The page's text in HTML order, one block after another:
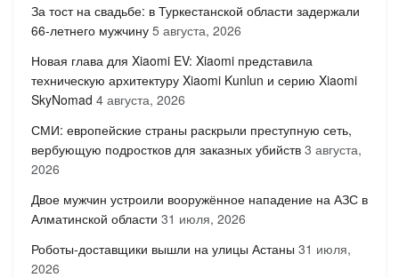
За тост на свадьбе: в Туркестанской области задержали
66-летнего мужчину 5 августа, 2026
Новая глава для Xiaomi EV: Xiaomi представила
техническую архитектуру Xiaomi Kunlun и серию Xiaomi
SkyNomad 4 августа, 2026
СМИ: европейские страны раскрыли преступную сеть,
вербующую подростков для заказных убийств 3 августа,
2026
Двое мужчин устроили вооружённое нападение на АЗС в
Алматинской области 31 июля, 2026
Роботы-доставщики вышли на улицы Астаны 31 июля,
2026